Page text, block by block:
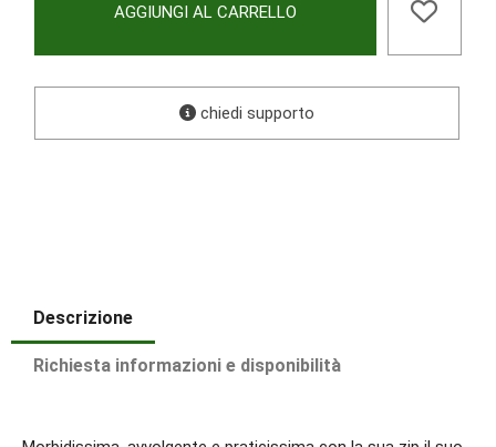
AGGIUNGI AL CARRELLO
chiedi supporto
Descrizione
Richiesta informazioni e disponibilità